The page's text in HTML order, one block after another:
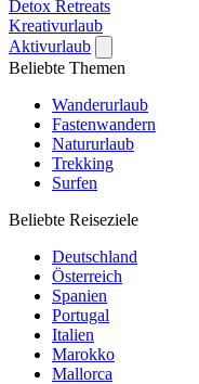
Detox Retreats
Kreativurlaub
Aktivurlaub
Beliebte Themen
Wanderurlaub
Fastenwandern
Natururlaub
Trekking
Surfen
Beliebte Reiseziele
Deutschland
Österreich
Spanien
Portugal
Italien
Marokko
Mallorca